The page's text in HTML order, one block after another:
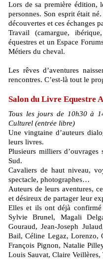
Lors de sa première édition,
personnes. Son esprit était
découvertes et ces échanges
Travail (camargue,
équestres et un Espace
Métiers du cheval.
Les rêves d’aventures
rencontres. C’est-là tout le
Salon du Livre Equestre
Tous les jours de 10h30 à 14h et 17h à 23h – Hall du Relais
Culturel (entrée libre)
Une vingtaine d’auteurs
leurs livres.
Plusieurs milliers
Sud.
Cavaliers de haut niveau,
spectacle, photographes…
Auteurs de leurs aventures,
et désireux de partager leur
Elles et ils ont déjà
Sylvie Brunel, Magali
Gouraud, Jean-Joseph
Bail, Céline Legaz, Lorenzo,
François Pignon, Natalie
Louis Sauvat, Claire